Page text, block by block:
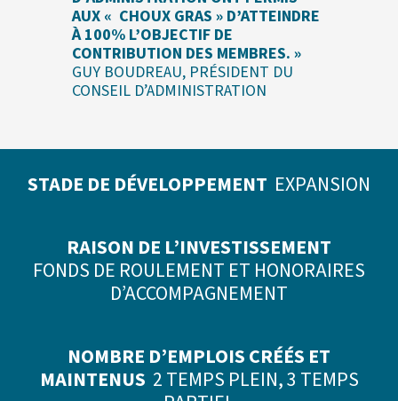
AUX « CHOUX GRAS » D’ATTEINDRE
À 100% L’OBJECTIF DE
CONTRIBUTION DES MEMBRES. »
GUY BOUDREAU, PRÉSIDENT DU
CONSEIL D’ADMINISTRATION
STADE DE DÉVELOPPEMENT EXPANSION
RAISON DE L’INVESTISSEMENT
FONDS DE ROULEMENT ET HONORAIRES
D’ACCOMPAGNEMENT
NOMBRE D’EMPLOIS CRÉÉS ET
MAINTENUS 2 TEMPS PLEIN, 3 TEMPS